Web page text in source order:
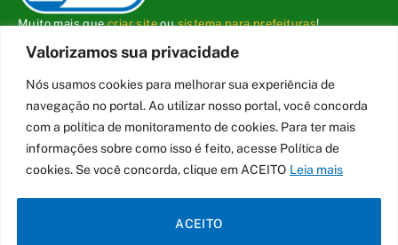
Valorizamos sua privacidade
Nós usamos cookies para melhorar sua experiência de
navegação no portal. Ao utilizar nosso portal, você concorda
com a política de monitoramento de cookies. Para ter mais
informações sobre como isso é feito, acesse Política de
cookies. Se você concorda, clique em ACEITO Leia mais
ACEITO
Muito mais quecriar siteousistema para prefeituras!
contrato que todas as exigências dasleis de transparência
Conheça oPNTPe oRadar da Transparência Pública
Acessar Área Administrativa